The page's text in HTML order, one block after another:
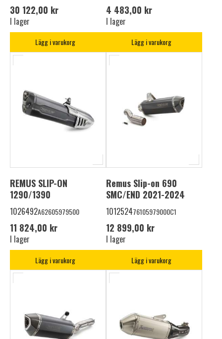
30 122,00 kr
I lager
Lägg i varukorg
4 483,00 kr
I lager
Lägg i varukorg
REMUS SLIP-ON
1290/1390
1026492A62605979500
11 824,00 kr
I lager
Lägg i varukorg
Remus Slip-on 690
SMC/END 2021-2024
101252476105979000C1
12 899,00 kr
I lager
Lägg i varukorg